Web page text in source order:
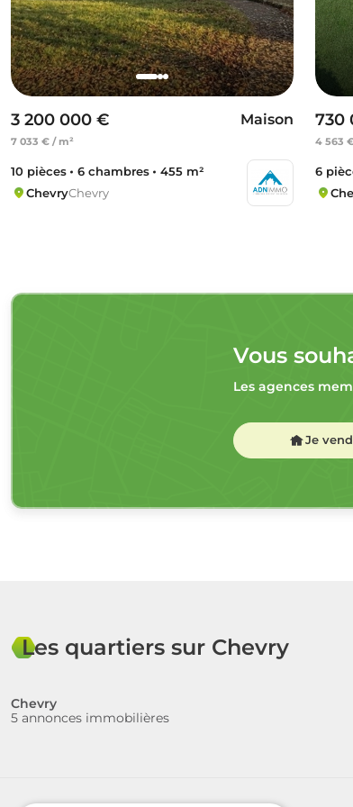
3 200 000 €
7 033 € / m²
Maison
10 pièces 6 chambres
455 m²
ChevryChevry
730
4 563
6
Vous
Les agences
Je
Les quartiers sur Chevry
Chevry
5 annonces immobilières